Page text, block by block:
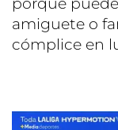
amiguete o
cómplice en